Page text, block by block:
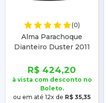
(0)
Alma Parachoque
Dianteiro Duster 2011
Logan 2007 2008 2009
2010 2011 2012 2013
R$ 424,20
à vista com desconto no
Boleto.
ou em até 12x de R$ 35,35